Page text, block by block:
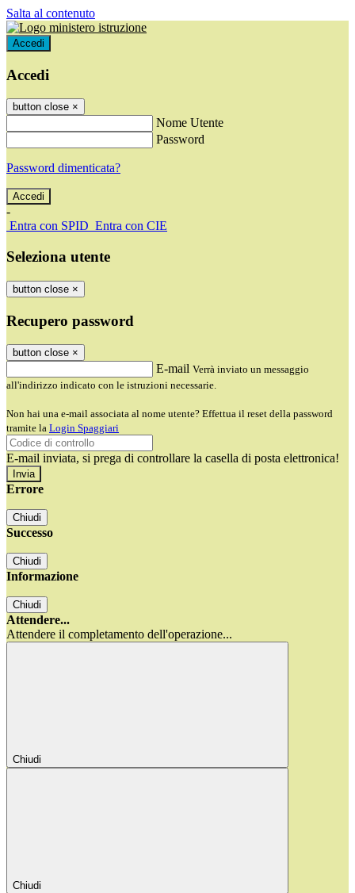
Salta al contenuto
Accedi
Accedi
button close ×
Nome Utente
Password
Password dimenticata?
-
Entra con SPID Entra con CIE
Seleziona utente
button close ×
Recupero password
button close ×
E-mail Verrà inviato un messaggio
all'indirizzo indicato con le istruzioni necessarie.
Non hai una e-mail associata al nome utente? Effettua il reset della password
tramite la Login Spaggiari
E-mail inviata, si prega di controllare la casella di posta elettronica!
Errore
Chiudi
Successo
Chiudi
Informazione
Chiudi
Attendere...
Attendere il completamento dell'operazione...
Chiudi
Chiudi